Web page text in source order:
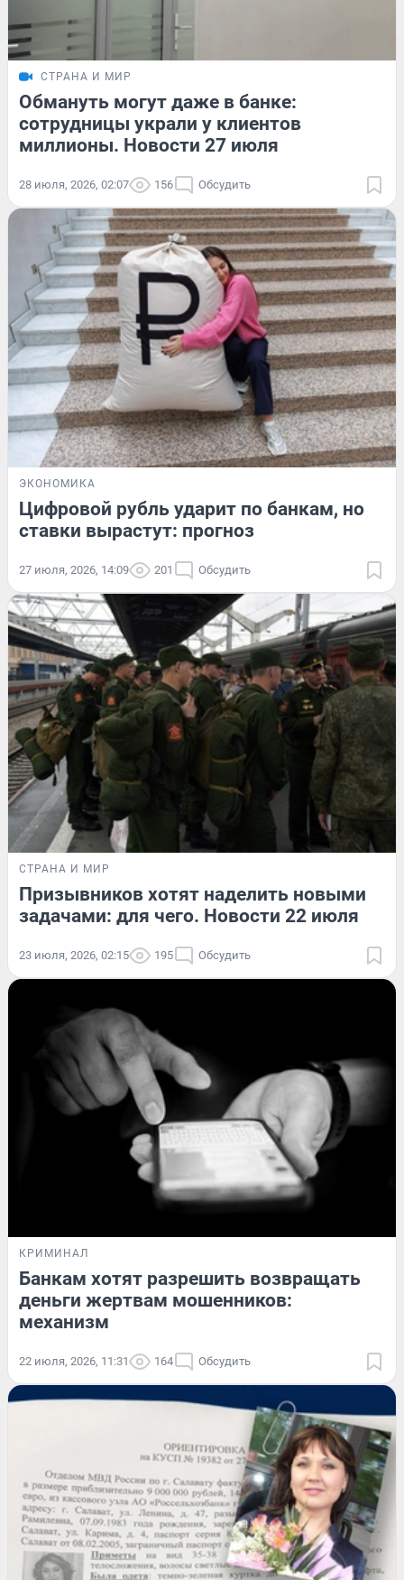
СТРАНА И МИР
Обмануть могут даже в банке:
сотрудницы украли у клиентов
миллионы. Новости 27 июля
28 июля, 2026, 02:07 156 Обсудить
ЭКОНОМИКА
Цифровой рубль ударит по банкам, но
ставки вырастут: прогноз
27 июля, 2026, 14:09 201 Обсудить
СТРАНА И МИР
Призывников хотят наделить новыми
задачами: для чего. Новости 22 июля
23 июля, 2026, 02:15 195 Обсудить
КРИМИНАЛ
Банкам хотят разрешить возвращать
деньги жертвам мошенников:
механизм
22 июля, 2026, 11:31 164 Обсудить